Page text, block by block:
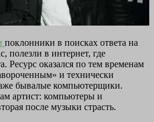
поклонники в поисках ответа на
полезли в интернет, где
Ресурс оказался по тем временам
и технически
бывалые компьютерщики.
артист: компьютеры и
после музыки страсть.